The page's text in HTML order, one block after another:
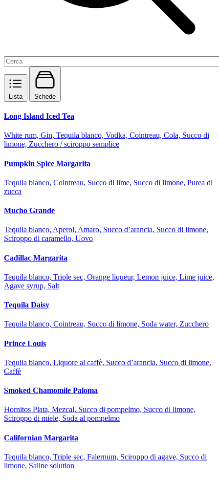
Lista Schede
Long Island Iced Tea
White rum, Gin, Tequila blanco, Vodka, Cointreau, Cola, Succo di
limone, Zucchero / sciroppo semplice
Pumpkin Spice Margarita
Tequila blanco, Cointreau, Succo di lime, Succo di limone, Purea di
zucca
Mucho Grande
Tequila blanco, Aperol, Amaro, Succo d’arancia, Succo di limone,
Sciroppo di caramello, Uovo
Cadillac Margarita
Tequila blanco, Triple sec, Orange liqueur, Lemon juice, Lime juice,
Agave syrup, Salt
Tequila Daisy
Tequila blanco, Cointreau, Succo di limone, Soda water, Zucchero
Prince Louis
Tequila blanco, Liquore al caffè, Succo d’arancia, Succo di limone,
Caffè
Smoked Chamomile Paloma
Hornitos Plata, Mezcal, Succo di pompelmo, Succo di limone,
Sciroppo di miele, Soda al pompelmo
Californian Margarita
Tequila blanco, Triple sec, Falernum, Sciroppo di agave, Succo di
limone, Saline solution